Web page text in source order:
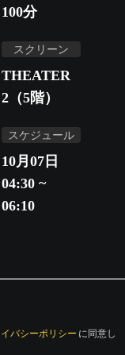
100分
スクリーン
THEATER
2（5階）
スケジュール
10月07日
04:30 ~
06:10
バシーポリシー に同意し